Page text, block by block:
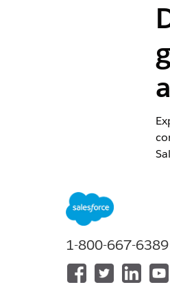
1-800-667-6389